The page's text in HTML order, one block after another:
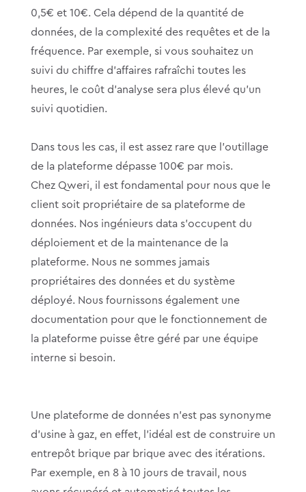
0,5€ et 10€. Cela dépend de la quantité de
données, de la complexité des requêtes et de la
fréquence. Par exemple, si vous souhaitez un
suivi du chiffre d’affaires rafraîchi toutes les
heures, le coût d’analyse sera plus élevé qu’un
suivi quotidien.
Dans tous les cas, il est assez rare que l’outillage
de la plateforme dépasse 100€ par mois.
Chez Qweri, il est fondamental pour nous que le
client soit propriétaire de sa plateforme de
données. Nos ingénieurs data s’occupent du
déploiement et de la maintenance de la
plateforme. Nous ne sommes jamais
propriétaires des données et du système
déployé. Nous fournissons également une
documentation pour que le fonctionnement de
la plateforme puisse être géré par une équipe
interne si besoin.
Une plateforme de données n’est pas synonyme
d’usine à gaz, en effet, l’idéal est de construire un
entrepôt brique par brique avec des itérations.
Par exemple, en 8 à 10 jours de travail, nous